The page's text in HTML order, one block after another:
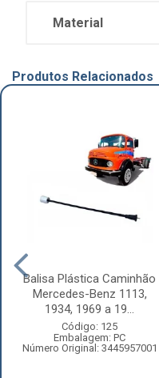
Material
Produtos Relacionados
Balisa Plástica Caminhão
Mercedes-Benz 1113,
1934, 1969 a 19...
Código: 125
Embalagem: PC
Número Original: 3445957001